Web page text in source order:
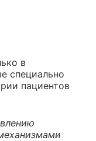
в
специально
пациентов